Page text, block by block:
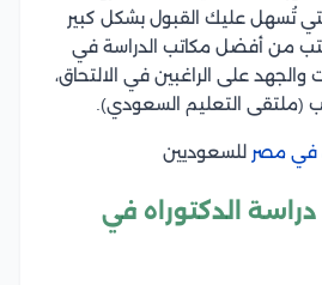
تُسهل عليك القبول بشكل كبير
من أفضل مكاتب الدراسة في
والجهد على الراغبين في الالتحاق،
(ملتقى التعليم السعودي).
في مصر للسعوديين
الدكتوراه في